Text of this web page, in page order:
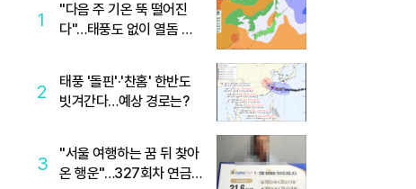
1
"다음 주 기온 뚝 떨어진
다"…태풍도 없이 열돔 박
2
태풍 '돌핀'·'찬홈' 한반도
빗겨간다…예상 경로는?
3
"서울 여행하는 꿈 뒤 찾아
온 행운"…327회차 연금